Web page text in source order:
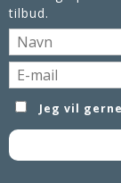
tilbud.
Jeg vil